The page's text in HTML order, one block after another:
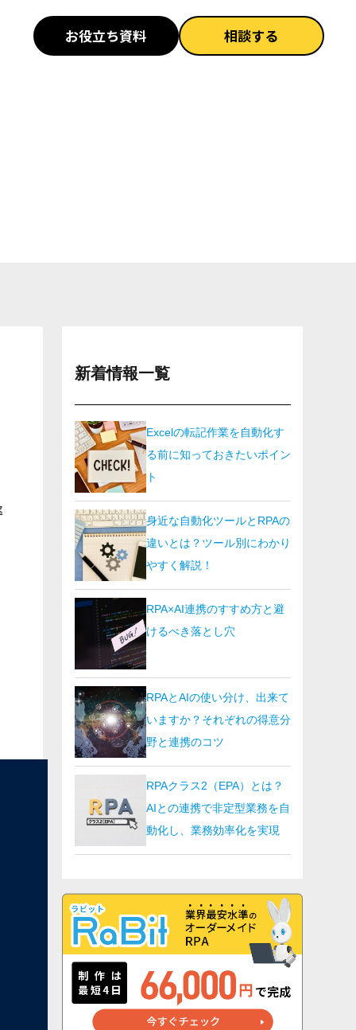
お役立ち資料 相談する
新着情報一覧
Excelの転記作業を自動化す
る前に知っておきたいポイン
ト
身近な自動化ツールとRPAの
違いとは？ツール別にわかり
やすく解説！
RPA×AI連携のすすめ方と避
けるべき落とし穴
RPAとAIの使い分け、出来て
いますか？それぞれの得意分
野と連携のコツ
RPAクラス2（EPA）とは？
AIとの連携で非定型業務を自
動化し、業務効率化を実現